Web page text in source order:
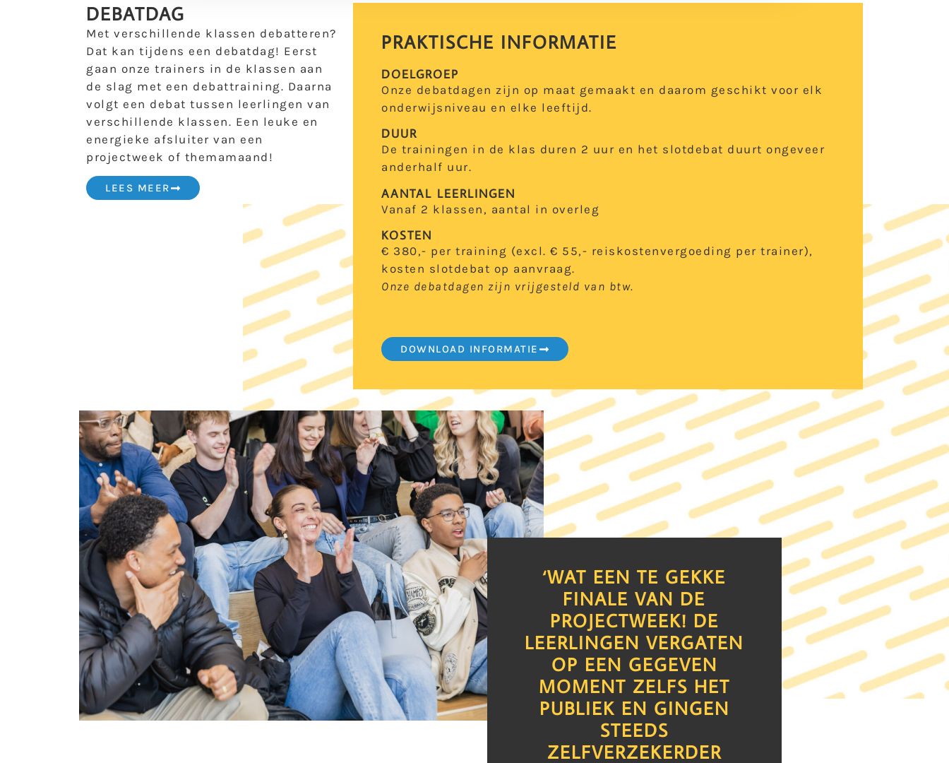
DEBATDAG
Met verschillende klassen debatteren?
Dat kan tijdens een debatdag! Eerst
gaan onze trainers in de klassen aan
de slag met een debattraining. Daarna
volgt een debat tussen leerlingen van
verschillende klassen. Een leuke en
energieke afsluiter van een
projectweek of themamaand!
LEES MEER
PRAKTISCHE INFORMATIE
DOELGROEP
Onze debatdagen zijn op maat gemaakt en daarom geschikt voor elk
onderwijsniveau en elke leeftijd.
DUUR
De trainingen in de klas duren 2 uur en het slotdebat duurt ongeveer
anderhalf uur.
AANTAL LEERLINGEN
Vanaf 2 klassen, aantal in overleg
KOSTEN
€ 380,- per training (excl. € 55,- reiskostenvergoeding per trainer),
kosten slotdebat op aanvraag.
Onze debatdagen zijn vrijgesteld van btw.
DOWNLOAD INFORMATIE
‘WAT EEN TE GEKKE
FINALE VAN DE
PROJECTWEEK! DE
LEERLINGEN VERGATEN
OP EEN GEGEVEN
MOMENT ZELFS HET
PUBLIEK EN GINGEN
STEEDS
ZELFVERZEKERDER